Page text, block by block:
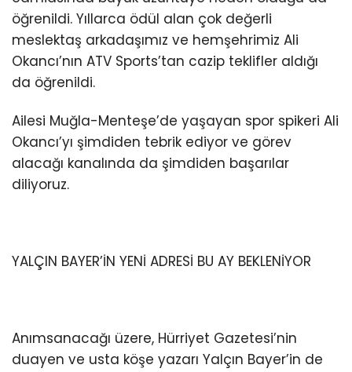
öğrenildi. Yıllarca ödül alan çok değerli
meslektaş arkadaşımız ve hemşehrimiz Ali
Okancı’nın ATV Sports’tan cazip teklifler aldığı
da öğrenildi.
Ailesi Muğla-Menteşe’de yaşayan spor spikeri Ali
Okancı’yı şimdiden tebrik ediyor ve görev
alacağı kanalında da şimdiden başarılar
diliyoruz.
YALÇIN BAYER’İN YENİ ADRESİ BU AY BEKLENİYOR
Anımsanacağı üzere, Hürriyet Gazetesi’nin
duayen ve usta köşe yazarı Yalçın Bayer’in de